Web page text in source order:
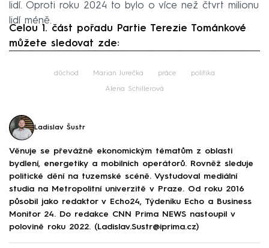
lidí. Oproti roku 2024 to bylo o více než čtvrt milionu
lidí méně.
Celou 1. část pořadu Partie Terezie Tománkové
můžete sledovat zde:
důchod Marian Jurečka práce politika
Alena Schillerová
Ladislav Šustr
Věnuje se převážně ekonomickým tématům z oblasti
bydlení, energetiky a mobilních operátorů. Rovněž sleduje
politické dění na tuzemské scéně. Vystudoval mediální
studia na Metropolitní univerzitě v Praze. Od roku 2016
působil jako redaktor v Echo24, Týdeníku Echo a Business
Monitor 24. Do redakce CNN Prima NEWS nastoupil v
polovině roku 2022. (Ladislav.Sustr@iprima.cz)